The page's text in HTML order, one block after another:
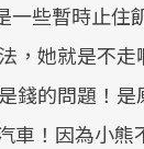
一些暫時止
，她就是不
錢的問題！
車！因為小